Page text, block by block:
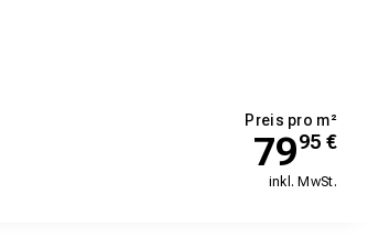
Preis pro m²
7995 €
inkl. MwSt.